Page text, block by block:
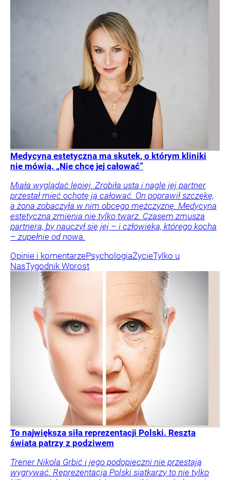
Medycyna estetyczna ma skutek, o którym kliniki
nie mówią. „Nie chcę jej całować”
Miała wyglądać lepiej. Zrobiła usta i nagle jej partner
przestał mieć ochotę ją całować. On poprawił szczękę,
a żona zobaczyła w nim obcego mężczyznę. Medycyna
estetyczna zmienia nie tylko twarz. Czasem zmusza
partnera, by nauczył się jej – i człowieka, którego kocha
– zupełnie od nowa.
Opinie i komentarzePsychologiaŻycieTylko u
NasTygodnik Wprost
To największa siła reprezentacji Polski. Reszta
świata patrzy z podziwem
Trener Nikola Grbić i jego podopieczni nie przestają
wygrywać. Reprezentacja Polski siatkarzy to nie tylko